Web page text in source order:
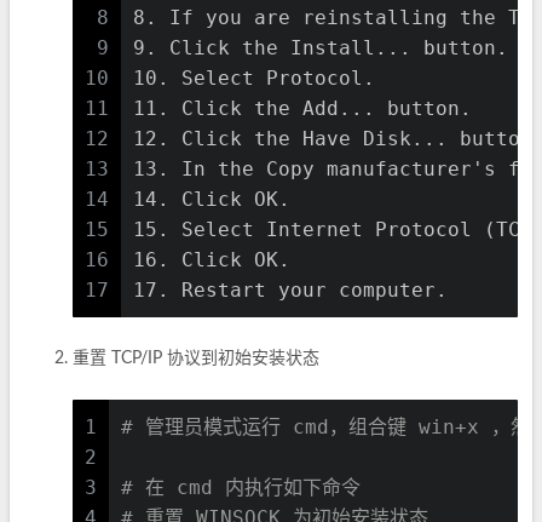
8
9
10
11
12
13
14
15
16
17
8. If you are reinstalling the
9. Click the Install... button.
10. Select Protocol.
11. Click the Add... button.
12. Click the Have Disk...
13. In the Copy manufacturer's
14. Click OK.
15. Select Internet Protocol
16. Click OK.
17. Restart your computer.
重置 TCP/IP 协议到初始安装状态
1
2
3
# 管理员模式运行 cmd，组合键 win+x ，然
# 在 cmd 内执行如下命令